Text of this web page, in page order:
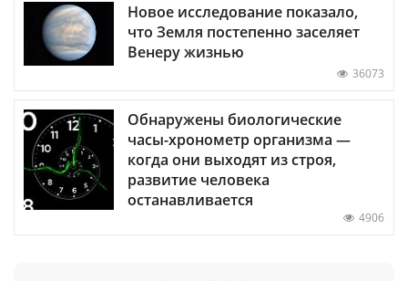
Новое исследование показало,
что Земля постепенно заселяет
Венеру жизнью
36073
Обнаружены биологические
часы-хронометр организма —
когда они выходят из строя,
развитие человека
останавливается
4906